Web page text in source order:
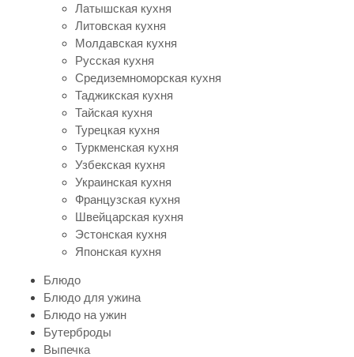
Латышская кухня
Литовская кухня
Молдавская кухня
Русская кухня
Средиземноморская кухня
Таджикская кухня
Тайская кухня
Турецкая кухня
Туркменская кухня
Узбекская кухня
Украинская кухня
Французская кухня
Швейцарская кухня
Эстонская кухня
Японская кухня
Блюдо
Блюдо для ужина
Блюдо на ужин
Бутерброды
Выпечка